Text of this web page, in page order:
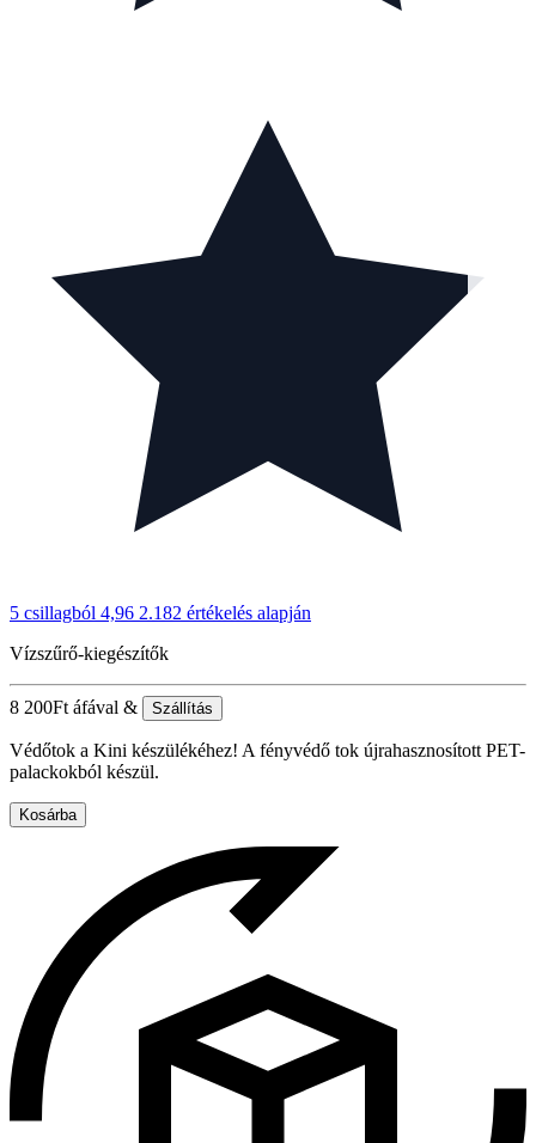
5 csillagból 4,96 2.182 értékelés alapján
Vízszűrő-kiegészítők
8 200Ft áfával & Szállítás
Védőtok a Kini készülékéhez! A fényvédő tok újrahasznosított PET-
palackokból készül.
Kosárba